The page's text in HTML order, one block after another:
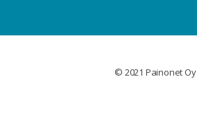
© 2021 Painonet Oy